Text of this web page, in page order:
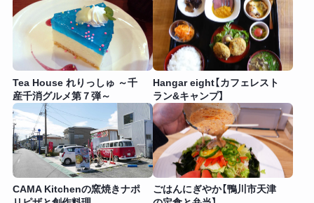
Tea House れりっしゅ ～千
産千消グルメ第７弾～
Hangar eight【カフェレスト
ラン&キャンプ】
CAMA Kitchenの窯焼きナポ
ごはんにぎやか【鴨川市天津